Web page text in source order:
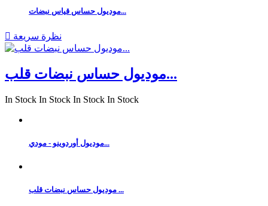
موديول حساس قياس نبضات...
 نظرة سريعة
موديول حساس نبضات قلب...
In Stock In Stock In Stock In Stock
موديول أوردوينو - مودي...
موديول حساس نبضات قلب ...